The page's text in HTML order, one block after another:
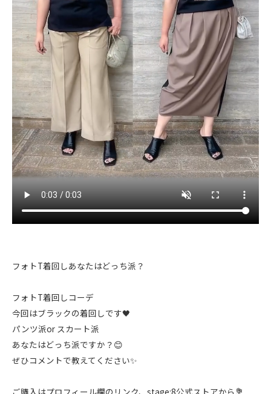
フォトT着回しあなたはどっち派？
フォトT着回しコーデ
今回はブラックの着回しです🖤
パンツ派or スカート派
あなたはどっち派ですか？😊
ぜひコメントで教えてください✨